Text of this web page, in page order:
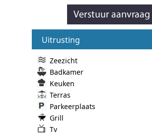
Uitrusting
Zeezicht
Badkamer
Keuken
Terras
Parkeerplaats
Grill
Tv